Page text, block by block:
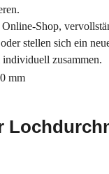
Shop,
stellen sich ein
zusammen.